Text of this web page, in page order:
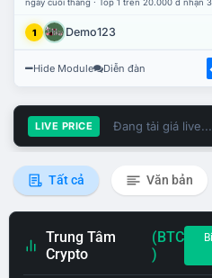
ngày cuối tháng · Top 1 trên 20.000 đ nhận
1 Demo123
Hide Module Diễn đàn
LIVE PRICE Đang tải giá live...
Tất cả Văn bản
Trung Tâm
Crypto
(BTC
)